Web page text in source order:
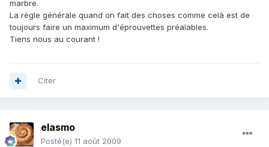
marbre.
La règle générale quand on fait des choses comme celà est de
toujours faire un maximum d'éprouvettes préalables.
Tiens nous au courant !
Citer
elasmo
Posté(e) 11 août 2009